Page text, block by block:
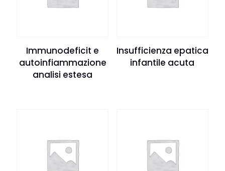
Immunodeficit e
autoinfiammazione
analisi estesa
Insufficienza epatica
infantile acuta